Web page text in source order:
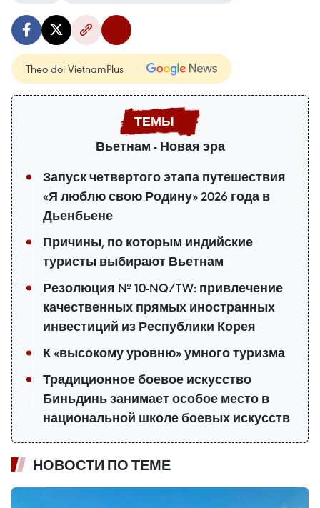
Theo dõi VietnamPlus
Вьетнам - Новая эра
Запуск четвертого этапа путешествия
«Я люблю свою Родину» 2026 года в
Дьенбьене
Причины, по которым индийские
туристы выбирают Вьетнам
Резолюция № 10-NQ/TW: привлечение
качественных прямых иностранных
инвестиций из Республики Корея
К «высокому уровню» умного туризма
Традиционное боевое искусство
Биньдинь занимает особое место в
национальной школе боевых искусств
НОВОСТИ ПО ТЕМЕ